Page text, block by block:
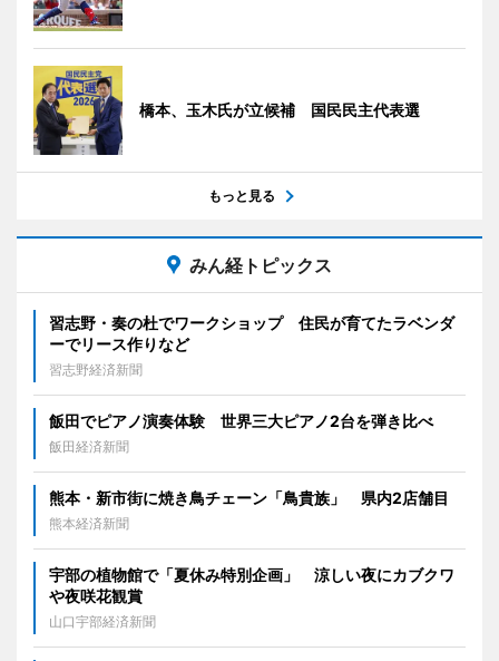
橋本、玉木氏が立候補 国民民主代表選
もっと見る
みん経トピックス
習志野・奏の杜でワークショップ 住民が育てたラベンダ
ーでリース作りなど
習志野経済新聞
飯田でピアノ演奏体験 世界三大ピアノ2台を弾き比べ
飯田経済新聞
熊本・新市街に焼き鳥チェーン「鳥貴族」 県内2店舗目
熊本経済新聞
宇部の植物館で「夏休み特別企画」 涼しい夜にカブクワ
や夜咲花観賞
山口宇部経済新聞